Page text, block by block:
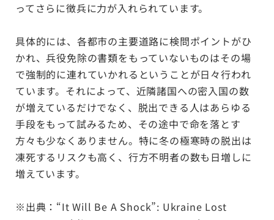
ってさらに徴兵に力が入れられています。
具体的には、各都市の主要道路に検問ポイントがひ
かれ、兵役免除の書類をもっていないものはその場
で強制的に連れていかれるということが日々行われ
ています。それによって、近隣諸国への密入国の数
が増えているだけでなく、脱出できる人はあらゆる
手段をもって試みるため、その途中で命を落とす
方々も少なくありません。特に冬の極寒時の脱出は
凍死するリスクも高く、行方不明者の数も日増しに
増えています。
※出典： “It Will Be A Shock”: Ukraine Lost